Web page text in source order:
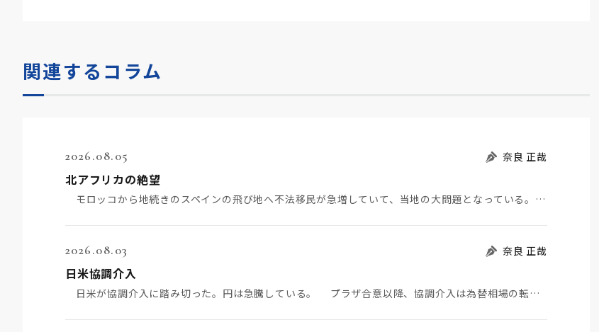
関連するコラム
2026.08.05 奈良 正哉
北アフリカの絶望
モロッコから地続きのスペインの飛び地へ不法移民が急増していて、当地の大問題となっている。「海を泳い…
2026.08.03 奈良 正哉
日米協調介入
日米が協調介入に踏み切った。円は急騰している。 プラザ合意以降、協調介入は為替相場の転機になって…